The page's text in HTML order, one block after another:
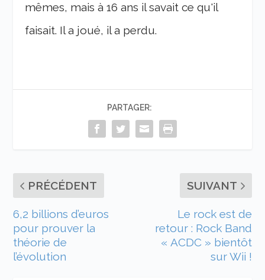
mêmes, mais à 16 ans il savait ce qu'il
faisait. Il a joué, il a perdu.
PARTAGER:
PRÉCÉDENT
6,2 billions d’euros
pour prouver la
théorie de
l’évolution
SUIVANT
Le rock est de
retour : Rock Band
« ACDC » bientôt
sur Wii !